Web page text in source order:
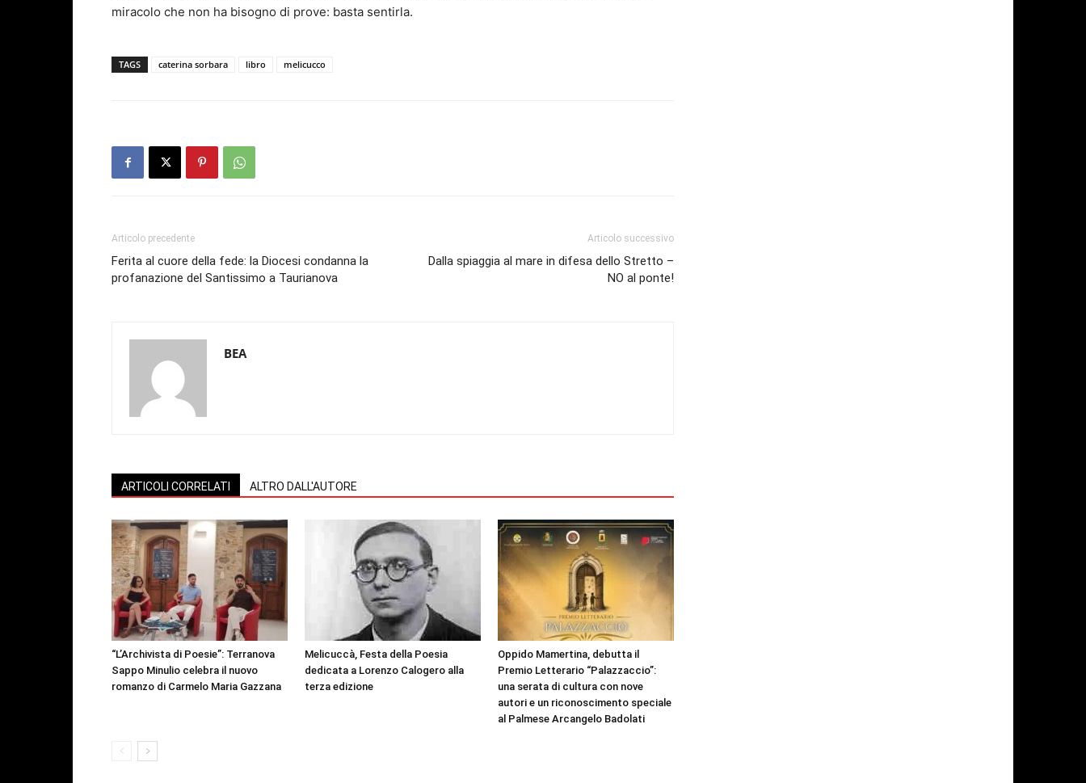
miracolo che non ha bisogno di prove: basta sentirla.
TAGS caterina sorbara libro melicucco
Articolo precedente
Ferita al cuore della fede: la Diocesi condanna la
profanazione del Santissimo a Taurianova
Articolo successivo
Dalla spiaggia al mare in difesa dello Stretto –
NO al ponte!
BEA
ARTICOLI CORRELATI ALTRO DALL'AUTORE
“L’Archivista di Poesie”: Terranova
Sappo Minulio celebra il nuovo
romanzo di Carmelo Maria Gazzana
Melicuccà, Festa della Poesia
dedicata a Lorenzo Calogero alla
terza edizione
Oppido Mamertina, debutta il
Premio Letterario “Palazzaccio”:
una serata di cultura con nove
autori e un riconoscimento speciale
al Palmese Arcangelo Badolati